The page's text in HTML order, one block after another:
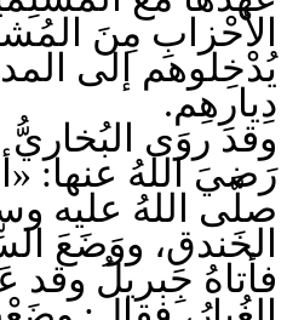
الأحْزابِ مِنَ
يُدْخِلوهم إلى
دِيارِهِم.
وقد روَى
رَضيَ اللهُ عنها:
صلَّى اللهُ عليه
الخَندقِ، ووَضَعَ
فأتاهُ جِبريلُ